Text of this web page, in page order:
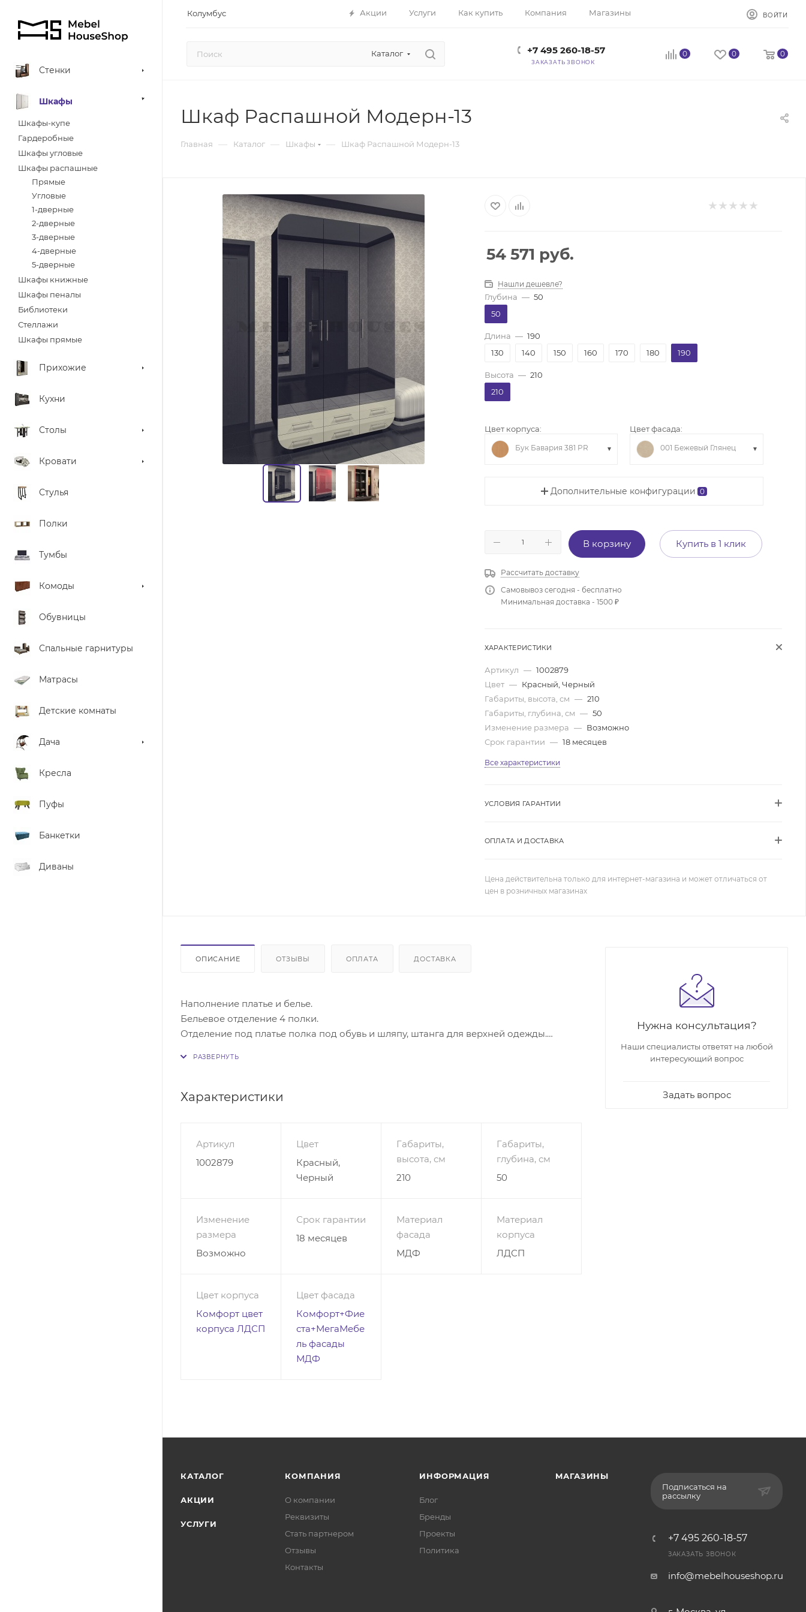
Колумбус Акции Услуги Как купить Компания Магазины ВОЙТИ
Каталог +7 495 260-18-57
ЗАКАЗАТЬ ЗВОНОК
0 0 0
Стенки
Шкафы
Шкафы-купе
Гардеробные
Шкафы угловые
Шкафы распашные
Прямые
Угловые
1-дверные
2-дверные
3-дверные
4-дверные
5-дверные
Шкафы книжные
Шкафы пеналы
Библиотеки
Стеллажи
Шкафы прямые
Прихожие
Кухни
Столы
Кровати
Стулья
Полки
Тумбы
Комоды
Обувницы
Спальные гарнитуры
Матрасы
Детские комнаты
Дача
Кресла
Пуфы
Банкетки
Диваны
Шкаф Распашной Модерн-13
Главная — Каталог — Шкафы — Шкаф Распашной Модерн-13
54 571 руб.
Нашли дешевле?
Глубина — 50
50
Длина — 190
130
140 150 160 170 180 190
Высота — 210
210
Цвет корпуса:
Бук Бавария 381 PR
Цвет фасада:
001 Бежевый Глянец
Дополнительные конфигурации 0
В корзину Купить в 1 клик
Рассчитать доставку
Самовывоз сегодня - бесплатно
Минимальная доставка - 1500 ₽
ХАРАКТЕРИСТИКИ
Артикул — 1002879
Цвет — Красный, Черный
Габариты, высота, см — 210
Габариты, глубина, см — 50
Изменение размера — Возможно
Срок гарантии — 18 месяцев
Все характеристики
УСЛОВИЯ ГАРАНТИИ
ОПЛАТА И ДОСТАВКА
Цена действительна только для интернет-магазина и может отличаться от
цен в розничных магазинах
ОПИСАНИЕ ОТЗЫВЫ ОПЛАТА ДОСТАВКА
Наполнение платье и белье.
Бельевое отделение 4 полки.
Отделение под платье полка под обувь и шляпу, штанга для верхней одежды.
пользования и шестью маленькими выкатными ящиками для мелких
Модерн, который востребован и восхитителен. Шкаф скромен в параметрах, что
заметно экономит свободное пространство. Купить по низкой цене шкаф
Распашной Модерн-13 рекомендуется на нашем сайте в любое время.
Характеристики
Артикул
1002879
Цвет
Красный,
Черный
Габариты,
высота, см
210
Габариты,
глубина, см
50
Изменение
размера
Возможно
Срок гарантии
18 месяцев
Материал
фасада
МДФ
Материал
корпуса
ЛДСП
Цвет корпуса
Комфорт цвет
корпуса ЛДСП
Цвет фасада
Комфорт+Фие
ста+МегаМебе
ль фасады
МДФ
Нужна консультация?
Наши специалисты ответят на любой
интересующий вопрос
Задать вопрос
КАТАЛОГ
АКЦИИ
УСЛУГИ
КОМПАНИЯ
О компании
Реквизиты
Стать партнером
Отзывы
Контакты
ИНФОРМАЦИЯ
Блог
Бренды
Проекты
Политика
МАГАЗИНЫ
Подписаться на
рассылку
+7 495 260-18-57
ЗАКАЗАТЬ ЗВОНОК
info@mebelhouseshop.ru